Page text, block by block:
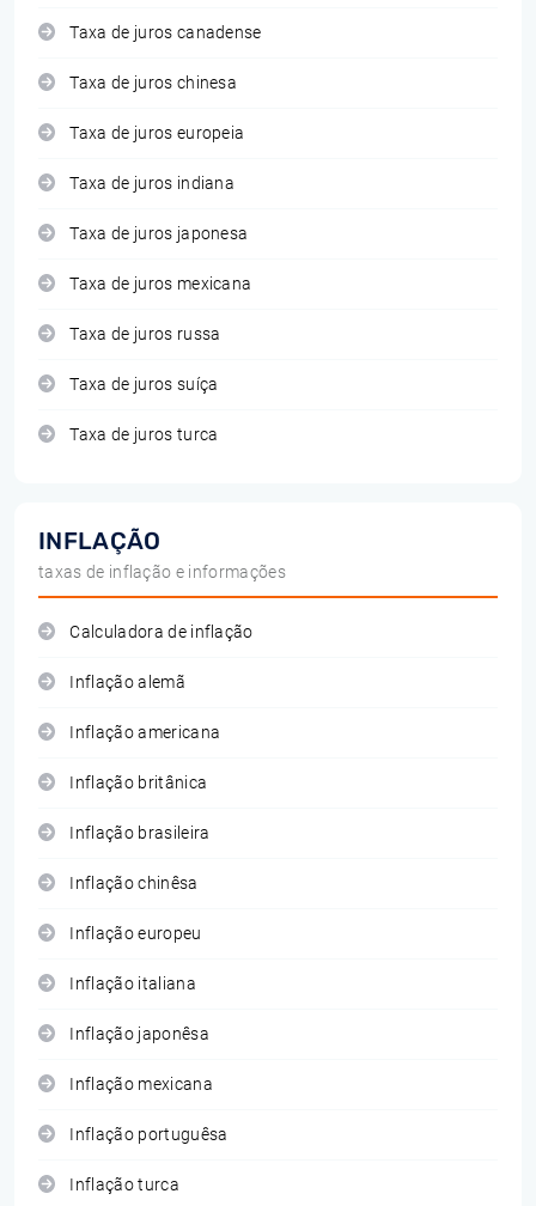
Taxa de juros canadense
Taxa de juros chinesa
Taxa de juros europeia
Taxa de juros indiana
Taxa de juros japonesa
Taxa de juros mexicana
Taxa de juros russa
Taxa de juros suíça
Taxa de juros turca
INFLAÇÃO
taxas de inflação e informações
Calculadora de inflação
Inflação alemã
Inflação americana
Inflação britânica
Inflação brasileira
Inflação chinêsa
Inflação europeu
Inflação italiana
Inflação japonêsa
Inflação mexicana
Inflação portuguêsa
Inflação turca